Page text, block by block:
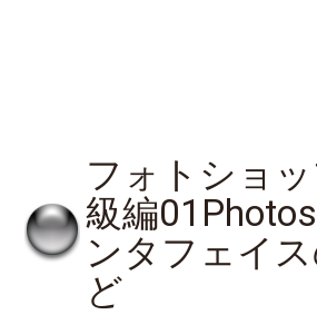
フォトショ
級編
ンタフェイ
ど